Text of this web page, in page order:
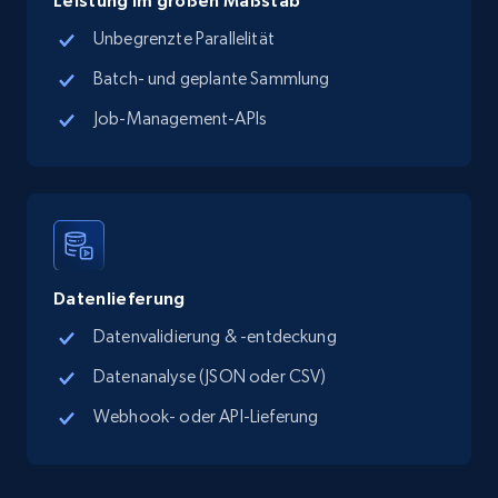
TikTok Shop - Collect TikTok shop products
URL, Title, Available, Description, Currency, Initial
5.4K+
TikTok Shop - discover records by shop url
price, Final price, Discount percent, and more.
Unbegrenzte Parallelität
Batch- und geplante Sammlung
Job-Management-APIs
Datenlieferung
Datenvalidierung & -entdeckung
Datenanalyse (JSON oder CSV)
Webhook- oder API-Lieferung